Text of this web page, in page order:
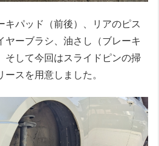
キパッド（前後）、リアのピス
ヤーブラシ、油さし（ブレーキ
そして今回はスライドピンの掃
スを用意しました。